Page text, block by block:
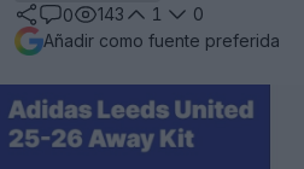
0
143 1
0
Añadir como fuente preferida